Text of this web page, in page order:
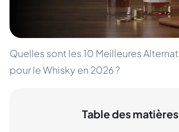
Quelles sont les 10 Meilleures
pour le Whisky en 2026 ?
Table des